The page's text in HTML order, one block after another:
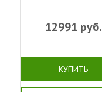
12991 руб.
КУПИТЬ